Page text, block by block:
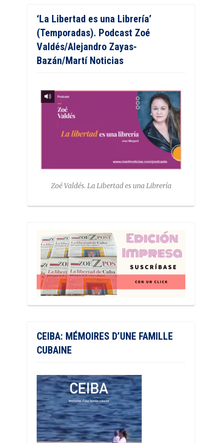
‘La Libertad es una Librería’
(Temporadas). Podcast Zoé
Valdés/Alejandro Zayas-
Bazán/Martí Noticias
Zoé Valdés. La Libertad es una Librería
CEIBA: MÉMOIRES D’UNE FAMILLE
CUBAINE